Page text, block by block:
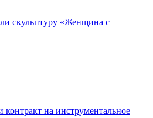
скульптуру «Женщина с
контракт на инструментальное